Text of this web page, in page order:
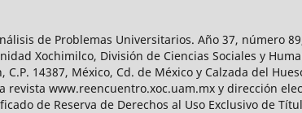
de Problemas Universitarios. Año 37, número
Xochimilco, División de Ciencias Sociales y
C.P. 14387, México, Cd. de México y Calzada del
revista www.reencuentro.xoc.uam.mx y dirección
de Reserva de Derechos al Uso Exclusivo de